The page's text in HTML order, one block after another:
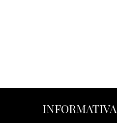
INFORMATIVA